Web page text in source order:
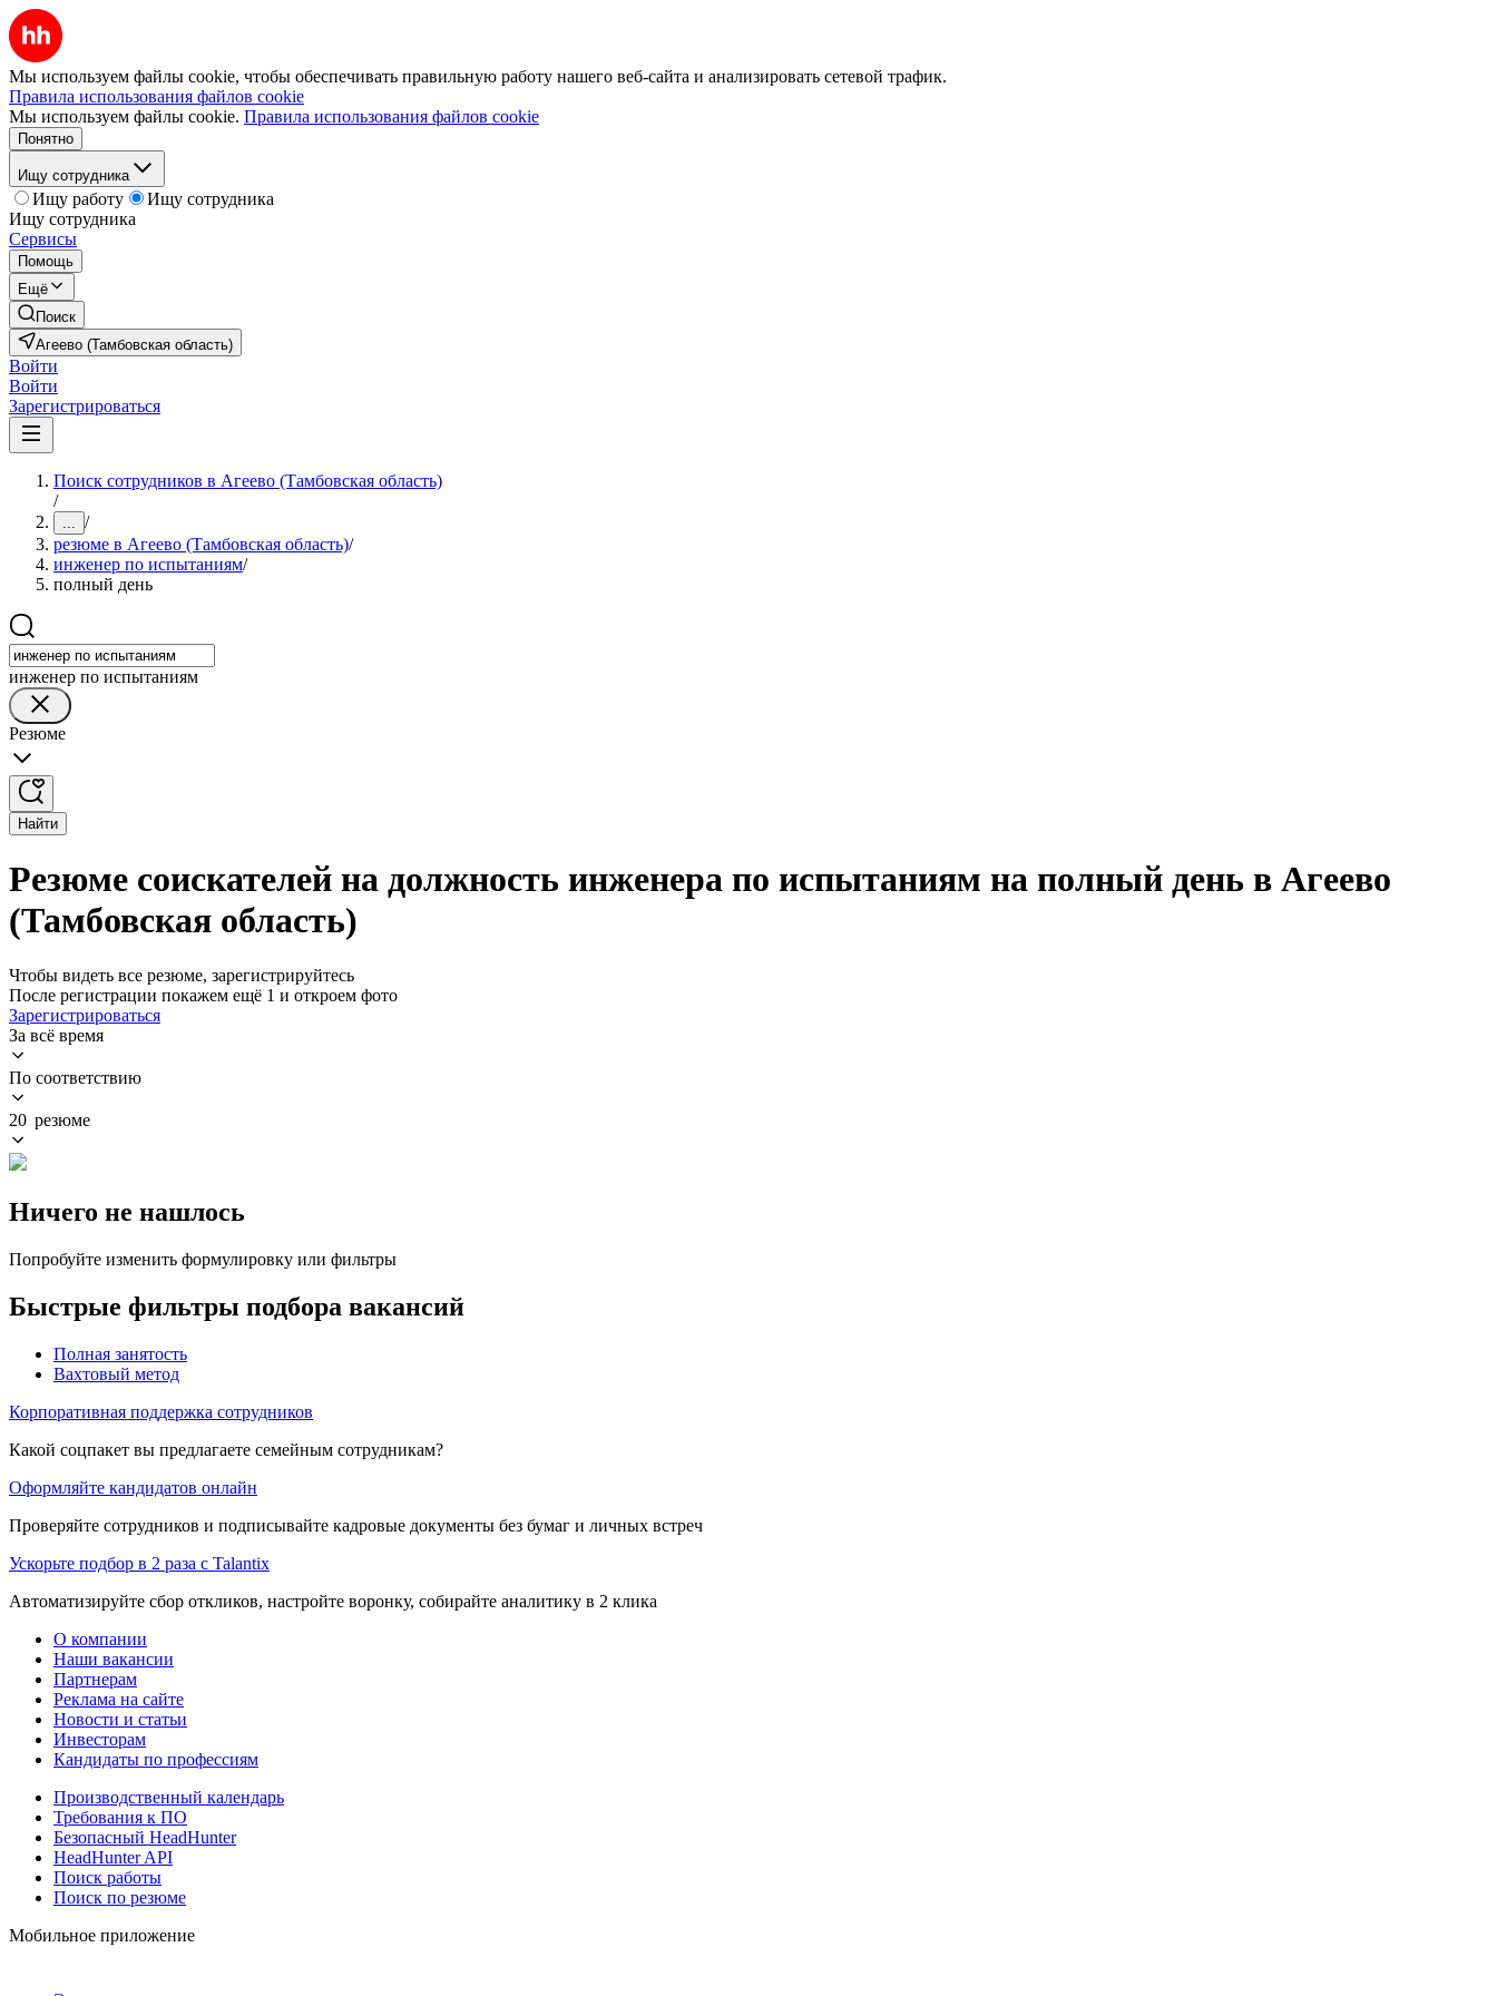
Мы используем файлы cookie, чтобы обеспечивать правильную работу нашего веб-сайта и анализировать сетевой трафик.
Правила использования файлов cookie
Мы используем файлы cookie. Правила использования файлов cookie
Понятно
Ищу сотрудника
Ищу работу
Ищу сотрудника
Ищу сотрудника
Сервисы
Помощь
Ещё
Поиск
Агеево (Тамбовская область)
Войти
Войти
Зарегистрироваться
Поиск сотрудников в Агеево (Тамбовская область)
/
... /
резюме в Агеево (Тамбовская область)/
инженер по испытаниям/
полный день
инженер по испытаниям
Резюме
Найти
Резюме соискателей на должность инженера по испытаниям на полный день в Агеево
(Тамбовская область)
Чтобы видеть все резюме, зарегистрируйтесь
После регистрации покажем ещё 1 и откроем фото
Зарегистрироваться
За всё время
По соответствию
20 резюме
Ничего не нашлось
Попробуйте изменить формулировку или фильтры
Быстрые фильтры подбора вакансий
Полная занятость
Вахтовый метод
Корпоративная поддержка сотрудников
Какой соцпакет вы предлагаете семейным сотрудникам?
Оформляйте кандидатов онлайн
Проверяйте сотрудников и подписывайте кадровые документы без бумаг и личных встреч
Ускорьте подбор в 2 раза с Talantix
Автоматизируйте сбор откликов, настройте воронку, собирайте аналитику в 2 клика
О компании
Наши вакансии
Партнерам
Реклама на сайте
Новости и статьи
Инвесторам
Кандидаты по профессиям
Производственный календарь
Требования к ПО
Безопасный HeadHunter
HeadHunter API
Поиск работы
Поиск по резюме
Мобильное приложение